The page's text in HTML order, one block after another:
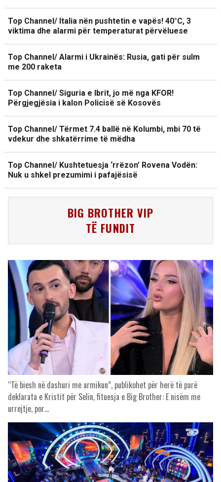
Top Channel/ Italia nën pushtetin e vapës! 40°C, 3
viktima dhe alarmi për temperaturat përvëluese
Top Channel/ Alarmi i Ukrainës: Rusia, gati për sulm
me 200 raketa
Top Channel/ Siguria e Ibrit, jo më nga KFOR!
Përgjegjësia i kalon Policisë së Kosovës
Top Channel/ Tërmet 7.4 ballë në Kolumbi, mbi 70 të
vdekur dhe shkatërrime të mëdha
Top Channel/ Kushtetuesja ‘rrëzon’ Rovena Vodën:
Nuk u shkel prezumimi i pafajësisë
BIG BROTHER VIP
TË FUNDIT
“Të biesh në dashuri me armikun”, publikohet për herë të parë
deklarata e Kristit për Selin, fituesja e Big Brother: E nisëm me
urrejtje, por…